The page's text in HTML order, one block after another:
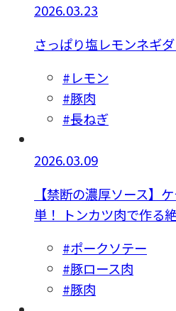
2026.03.23
さっぱり塩レモンネギ
#レモン
#豚肉
#長ねぎ
2026.03.09
【禁断の濃厚ソース】
単！ トンカツ肉で作る
#ポークソテー
#豚ロース肉
#豚肉